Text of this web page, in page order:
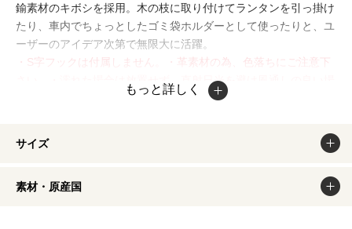
鍮素材のキボシを採用。木の枝に取り付けてランタンを引っ掛け
たり、車内でちょっとしたゴミ袋ホルダーとして使ったりと、ユ
ーザーのアイデア次第で無限大に活躍。
・S字フックは付属しません。・革素材の為、色落ちにご注意下
さい。・濡れた場合は放置せず、直射日光を避け風通しの良い場
所で乾かして下さい。掲載商品は出来るだけ現物と同じになるよ
のカラーは、PCディスプレイの性質上、実際の色と異なって見
える場合がございますので予めご了承ください。
もっと詳しく
サイズ
素材・原産国